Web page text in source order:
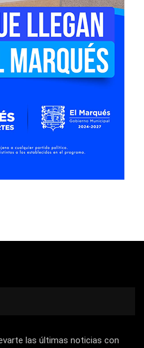
las últimas noticias con